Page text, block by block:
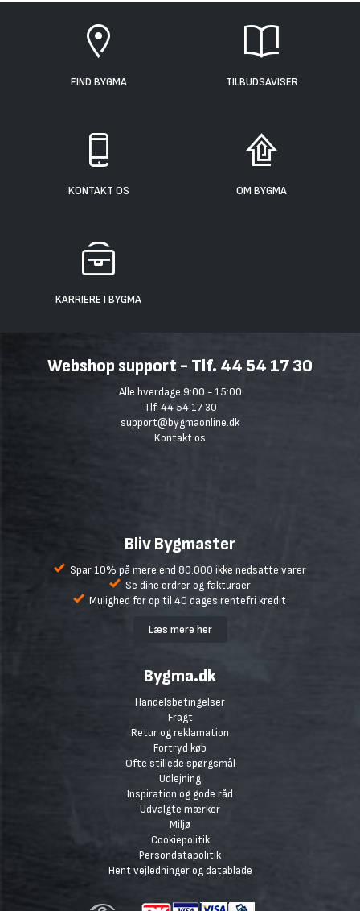
FIND BYGMA TILBUDSAVISER
KONTAKT OS OM BYGMA
KARRIERE I BYGMA
Webshop support - Tlf. 44 54 17 30
Alle hverdage 9:00 - 15:00
Tlf. 44 54 17 30
support@bygmaonline.dk
Kontakt os
Bliv Bygmaster
Spar 10% på mere end 80.000 ikke nedsatte varer
Se dine ordrer og fakturaer
Mulighed for op til 40 dages rentefri kredit
Læs mere her
Bygma.dk
Handelsbetingelser
Fragt
Retur og reklamation
Fortryd køb
Ofte stillede spørgsmål
Udlejning
Inspiration og gode råd
Udvalgte mærker
Miljø
Cookiepolitik
Persondatapolitik
Hent vejledninger og datablade